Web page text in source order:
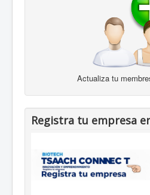
Actualiza tu
Registra tu empresa